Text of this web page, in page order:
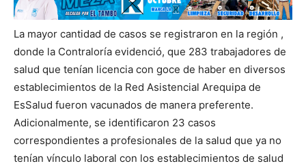
La mayor cantidad de casos se registraron en la región ,
donde la Contraloría evidenció, que 283 trabajadores de
salud que tenían licencia con goce de haber en diversos
establecimientos de la Red Asistencial Arequipa de
EsSalud fueron vacunados de manera preferente.
Adicionalmente, se identificaron 23 casos
correspondientes a profesionales de la salud que ya no
tenían vínculo laboral con los establecimientos de salud